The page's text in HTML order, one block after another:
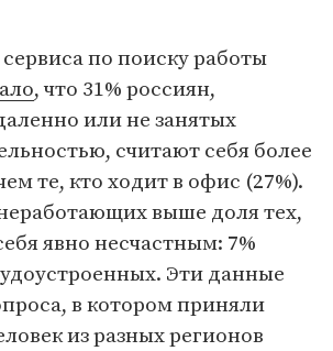
по поиску работы
, что 31% россиян,
или не занятых
считают себя более
те, кто ходит в офис (27%).
выше доля тех,
явно несчастным: 7%
Эти данные
в котором приняли
из разных регионов